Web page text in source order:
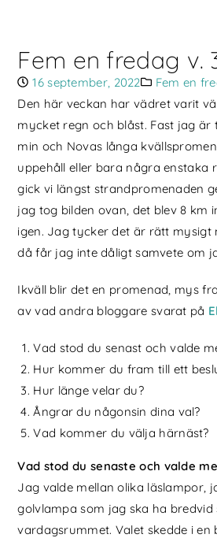
Fem en fredag v.
16 september, 2022
Fem en
Den här veckan har vädret varit
mycket regn och blåst. Fast jag
min och Novas långa
uppehåll eller bara några enstaka
gick vi längst strandpromenaden
jag tog bilden ovan, det blev 8 km
igen. Jag tycker det är rätt mysigt
då får jag inte dåligt samvete om
Ikväll blir det en promenad, mys
av vad andra bloggare svarat på
Vad stod du senast och valde
Hur kommer du fram till ett
Hur länge velar du?
Ångrar du någonsin dina val?
Vad kommer du välja härnäst?
Vad stod du senaste och valde
Jag valde mellan olika läslampor,
golvlampa som jag ska ha bredvid
vardagsrummet. Valet skedde i en